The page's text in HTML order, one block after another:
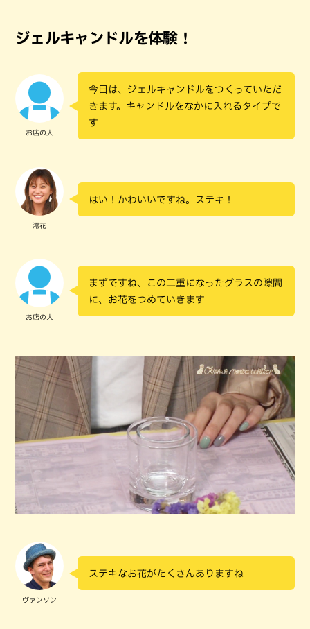
ジェルキャンドルを体験！
お店の人
今日は、ジェルキャンドルをつくっていただ
きます。キャンドルをなかに入れるタイプで
す
澪花
はい！かわいいですね。ステキ！
お店の人
まずですね、この二重になったグラスの隙間
に、お花をつめていきます
ヴァンソン
ステキなお花がたくさんありますね